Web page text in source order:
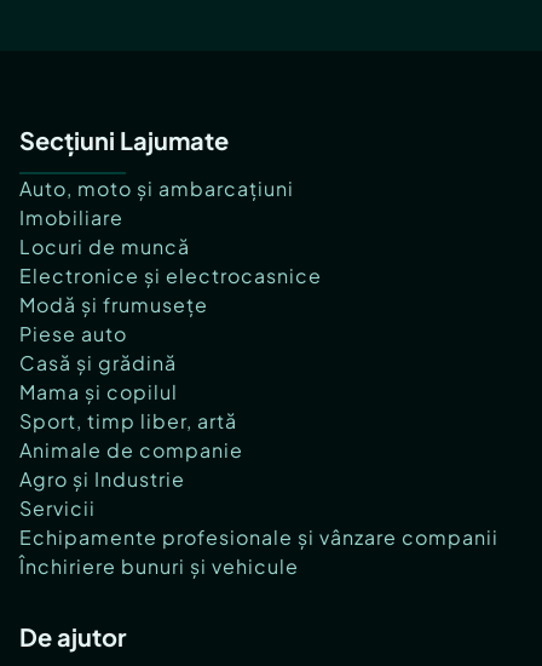
Secțiuni Lajumate
Auto, moto și ambarcațiuni
Imobiliare
Locuri de muncă
Electronice și electrocasnice
Modă și frumusețe
Piese auto
Casă și grădină
Mama și copilul
Sport, timp liber, artă
Animale de companie
Agro și Industrie
Servicii
Echipamente profesionale și vânzare companii
Închiriere bunuri și vehicule
De ajutor